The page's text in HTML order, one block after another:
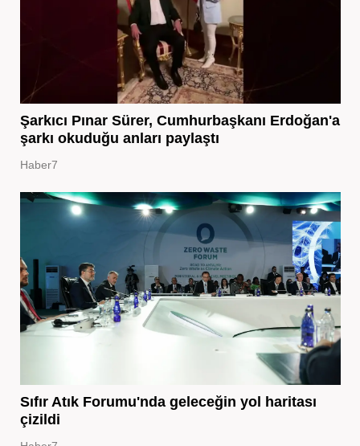
Şarkıcı Pınar Sürer, Cumhurbaşkanı Erdoğan'a
şarkı okuduğu anları paylaştı
Haber7
Sıfır Atık Forumu'nda geleceğin yol haritası
çizildi